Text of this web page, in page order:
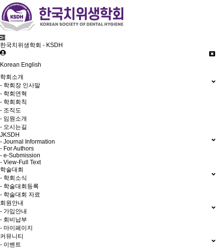
한국치위생학회 - KSDH
Korean English
학회소개
- 학회장 인사말
- 학회연혁
- 학회회칙
- 조직도
- 임원소개
- 오시는길
JKSDH
- Journal Information
- For Authors
- e-Submission
- View-Full Text
학술대회
- 학회소식
- 학술대회등록
- 학술대회 자료
회원안내
- 가입안내
- 회비납부
- 마이페이지
커뮤니티
- 이벤트